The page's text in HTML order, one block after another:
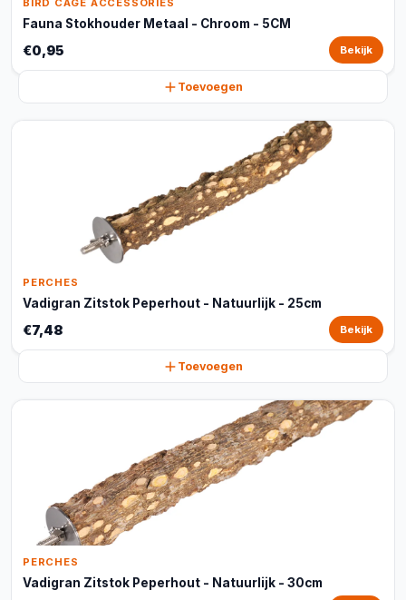
BIRD CAGE ACCESSORIES
Fauna Stokhouder Metaal - Chroom - 5CM
€0,95 Bekijk
Toevoegen
PERCHES
Vadigran Zitstok Peperhout - Natuurlijk - 25cm
€7,48 Bekijk
Toevoegen
PERCHES
Vadigran Zitstok Peperhout - Natuurlijk - 30cm